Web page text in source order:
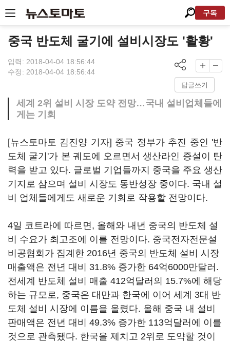
구독
중국 반도체 굴기에 설비시장도 '활황'
입력: 2018-04-04 18:56:44
수정: 2018-04-04 18:56:44
답글쓰기
세계 2위 설비 시장 도약 전망…국내 설비업체들에
게는 기회
[뉴스토마토 김진양 기자] 중국 정부가 추진 중인 '반
도체 굴기'가 본 궤도에 오르면서 생산라인 증설이 탄
력을 받고 있다. 글로벌 기업들까지 중국을 주요 생산
기지로 삼으며 설비 시장도 동반성장 중이다. 국내 설
비 업체들에게도 새로운 기회로 작용할 전망이다.
4일 코트라에 따르면, 올해와 내년 중국의 반도체 설
비 수요가 최고조에 이를 전망이다. 중국전자전문설
비공협회가 집계한 2016년 중국의 반도체 설비 시장
매출액은 전년 대비 31.8% 증가한 64억6000만달러.
전세계 반도체 설비 매출 412억달러의 15.7%에 해당
하는 규모로, 중국은 대만과 한국에 이어 세계 3대 반
도체 설비 시장에 이름을 올렸다. 올해 중국 내 설비
판매액은 전년 대비 49.3% 증가한 113억달러에 이를
것으로 관측됐다. 한국을 제치고 2위로 도약할 것이